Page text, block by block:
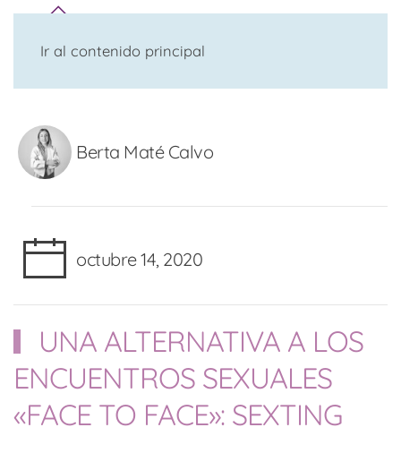
Ir al contenido principal
Berta Maté Calvo
octubre 14, 2020
UNA ALTERNATIVA A LOS
ENCUENTROS SEXUALES
«FACE TO FACE»: SEXTING